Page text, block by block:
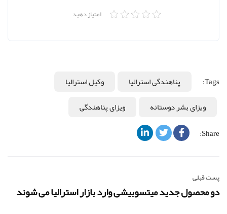
امتیاز دهید
Tags: پناهندگی استرالیا
وکیل استرالیا
ویزای بشر دوستانه
ویزای پناهندگی
Share:
پست قبلی
دو محصول جدید میتسوبیشی وارد بازار استرالیا می شوند